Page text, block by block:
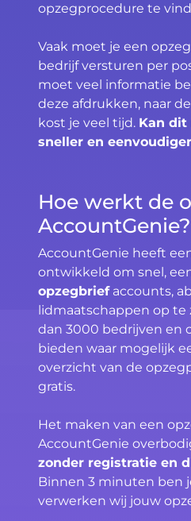
opzegprocedure te
Vaak moet je een
bedrijf versturen per
moet veel informatie
deze afdrukken, naar
kost je veel tijd. Kan
sneller en
Hoe werkt de
AccountGenie?
AccountGenie heeft
ontwikkeld om snel,
opzegbriefaccounts,
lidmaatschappen op
dan 3000 bedrijven en
bieden waar mogelijk
overzicht van de
gratis.
Het maken van een
AccountGenie
zonder registratie en
Binnen 3 minuten ben
verwerken wij jouw